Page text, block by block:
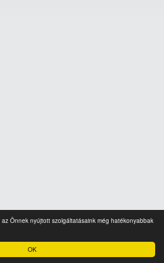
OK
Önnek nyújtott szolgáltatásaink még hatékonyabbak